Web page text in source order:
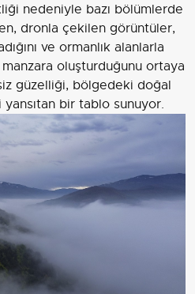
nedeniyle bazı bölümlerde
dronla çekilen görüntüler,
ve ormanlık alanlarla
oluşturduğunu ortaya
güzelliği, bölgedeki doğal
bir tablo sunuyor.